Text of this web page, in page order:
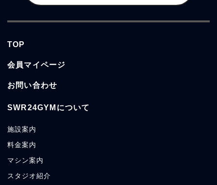
TOP
会員マイページ
お問い合わせ
SWR24GYMについて
施設案内
料金案内
マシン案内
スタジオ紹介